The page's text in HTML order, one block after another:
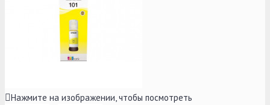
Нажмите на изображении, чтобы посмотреть